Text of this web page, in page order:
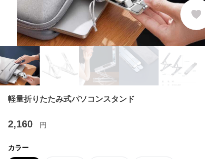
軽量折りたたみ式パソコンスタンド
2,160 円
カラー